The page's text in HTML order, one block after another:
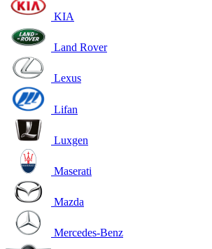
KIA
Land Rover
Lexus
Lifan
Luxgen
Maserati
Mazda
Mercedes-Benz